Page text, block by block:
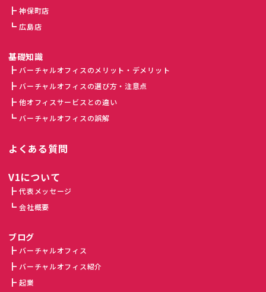
神保町店
広島店
基礎知識
バーチャルオフィスのメリット・デメリット
バーチャルオフィスの選び方・注意点
他オフィスサービスとの違い
バーチャルオフィスの誤解
よくある質問
V1について
代表メッセージ
会社概要
ブログ
バーチャルオフィス
バーチャルオフィス紹介
起業